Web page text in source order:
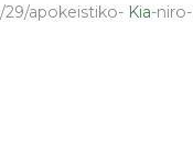
apokeistiko- Kia-niro-